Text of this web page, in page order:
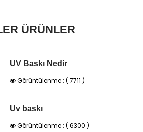
ÜRÜNLER
UV Baskı Nedir
Görüntülenme : ( 7711 )
Uv baskı
Görüntülenme : ( 6300 )